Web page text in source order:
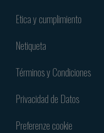
Etica y cumplimiento
Netiqueta
Términos y Condiciones
Privacidad de Datos
Preferenze cookie